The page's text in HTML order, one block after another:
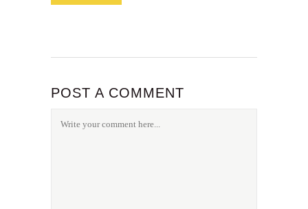
POST A COMMENT